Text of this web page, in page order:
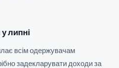
липні
всім одержувачам
задекларувати доходи за